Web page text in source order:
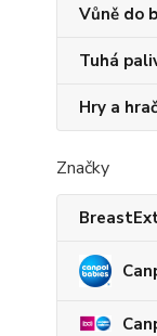
Vůně do
Tuhá
Hry a
Značky